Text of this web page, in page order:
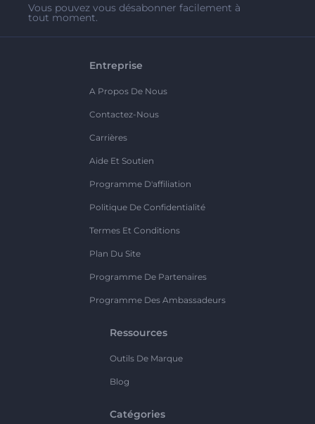
Vous pouvez vous désabonner facilement à
tout moment.
Entreprise
A Propos De Nous
Contactez-Nous
Carrières
Aide Et Soutien
Programme D'affiliation
Politique De Confidentialité
Termes Et Conditions
Plan Du Site
Programme De Partenaires
Programme Des Ambassadeurs
Ressources
Outils De Marque
Blog
Catégories